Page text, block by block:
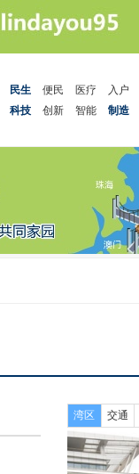
民生
便民 医疗 入户
科技
创新 智能 制造
湾区 交通